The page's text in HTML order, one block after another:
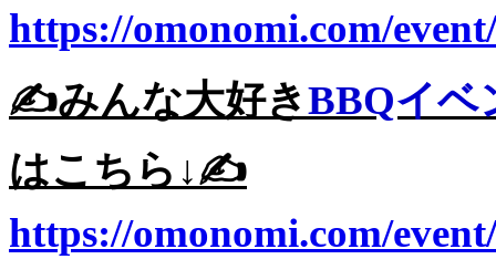
https://omonomi.com/
✍️みんな大好きBBQイベ
はこちら↓✍️
https://omonomi.com/